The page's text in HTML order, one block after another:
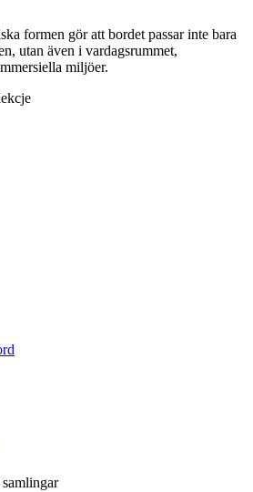
formen gör att bordet passar inte bara
utan även i vardagsrummet,
miljöer.